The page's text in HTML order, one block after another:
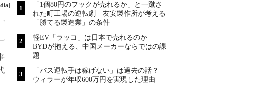
]
「1個80円のフックが売れるか」と一蹴さ
れた町工場の逆転劇 友安製作所が考える
「勝てる製造業」の条件
軽EV「ラッコ」は日本で売れるのか
BYDが抱える、中国メーカーならではの課
題
「バス運転手は稼げない」は過去の話？
ウィラーが年収600万円を実現した理由